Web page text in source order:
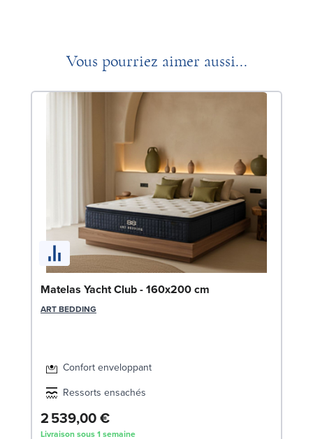
Vous pourriez aimer aussi...
Matelas Yacht Club - 160x200 cm
ART BEDDING
Confort enveloppant
Ressorts ensachés
2 539,00 €
Livraison sous 1 semaine